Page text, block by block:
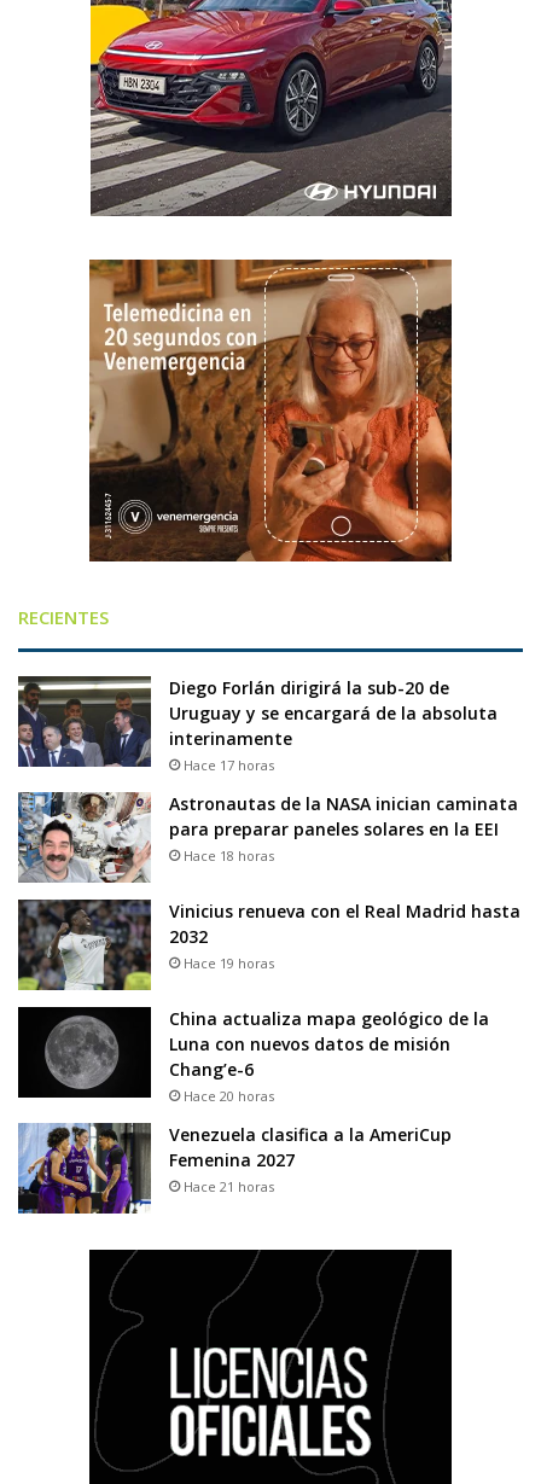
RECIENTES
Diego Forlán dirigirá la sub-20 de
Uruguay y se encargará de la absoluta
interinamente
Hace 17 horas
Astronautas de la NASA inician caminata
para preparar paneles solares en la EEI
Hace 18 horas
Vinicius renueva con el Real Madrid hasta
2032
Hace 19 horas
China actualiza mapa geológico de la
Luna con nuevos datos de misión
Chang’e-6
Hace 20 horas
Venezuela clasifica a la AmeriCup
Femenina 2027
Hace 21 horas